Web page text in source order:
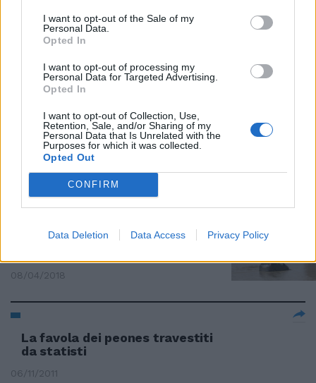
I want to opt-out of the Sale of my
Personal Data.
Opted In
I want to opt-out of processing my
Personal Data for Targeted Advertising.
Opted In
I want to opt-out of Collection, Use,
Retention, Sale, and/or Sharing of my
Personal Data that Is Unrelated with the
Purposes for which it was collected.
Opted Out
CONFIRM
Data Deletion Data Access Privacy Policy
Auto nel fiume Bormida.
Dispersa una donna A Torino
cancellata la maratona [video]
24/11/2019
Frane, alluvioni e voragini a
Roma si salvi chi può
31/08/2018
Voragini, frane e rischio
alluvioni: incubo a Roma. E il
08/04/2018
La favola dei peones travestiti
da statisti
06/11/2011